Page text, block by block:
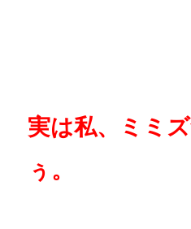
実は私、ミミ
ぅ。